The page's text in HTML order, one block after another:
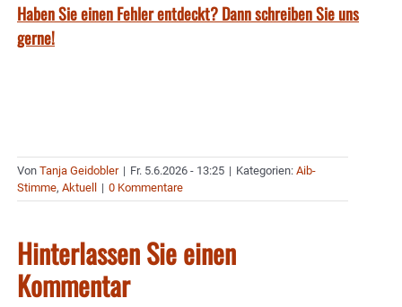
Haben Sie einen Fehler entdeckt? Dann schreiben Sie uns
gerne!
Von Tanja Geidobler | Fr. 5.6.2026 - 13:25 | Kategorien: Aib-
Stimme, Aktuell | 0 Kommentare
Hinterlassen Sie einen
Kommentar